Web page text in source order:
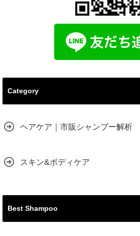
Category
ヘアケア｜市販シャンプー解析
スキン&ボディケア
Best Shampoo